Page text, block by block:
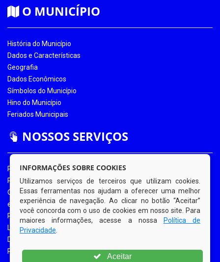
O MUNICÍPIO
História do Município
Dados e Características
Geografia
Dados Econômicos
Símbolos do Município
Hino do Município
Feriados Municipais
NOSSOS SERVIÇOS
Portal da Transparência
Portal da Transparência COVID-19
Ouvidoria Eletrônica
e-SIC
Processos de Licitação
Licitações em Andamento
Diário Oficial
Portal do Contribuinte
INFORMAÇÕES SOBRE COOKIES
Utilizamos serviços de terceiros que utilizam cookies.
Essas ferramentas nos ajudam a oferecer uma melhor
experiência de navegação. Ao clicar no botão “Aceitar”
você concorda com o uso de cookies em nosso site. Para
maiores informações, acesse a nossa
Política de
Privacidade
Aceitar